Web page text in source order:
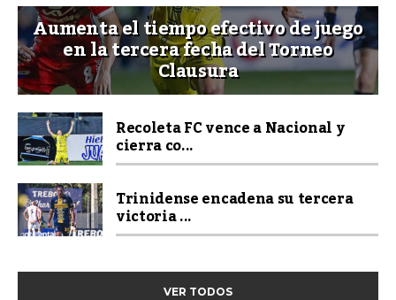
Aumenta el tiempo efectivo de juego
en la tercera fecha del Torneo
Clausura
Recoleta FC vence a Nacional y
cierra co...
Trinidense encadena su tercera
victoria ...
VER TODOS